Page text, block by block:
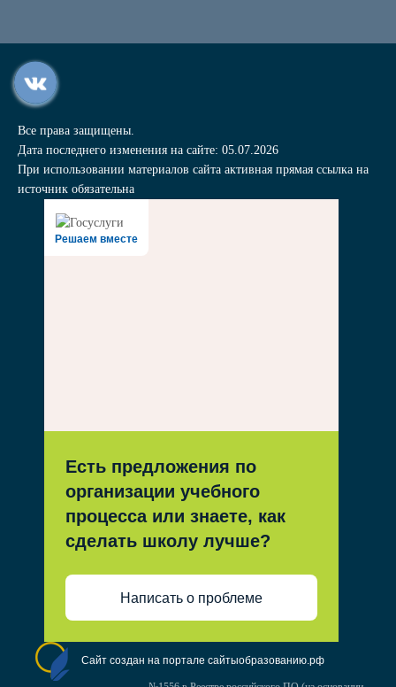
Все права защищены.
Дата последнего изменения на сайте: 05.07.2026
При использовании материалов сайта активная прямая ссылка на
источник обязательна
Решаем вместе
Есть предложения по
организации учебного
процесса или знаете, как
сделать школу лучше?
Написать о проблеме
Сайт создан на портале сайтыобразованию.рф